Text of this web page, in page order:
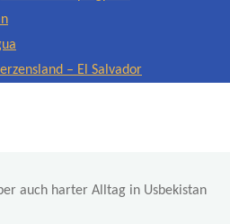
– El Salvador